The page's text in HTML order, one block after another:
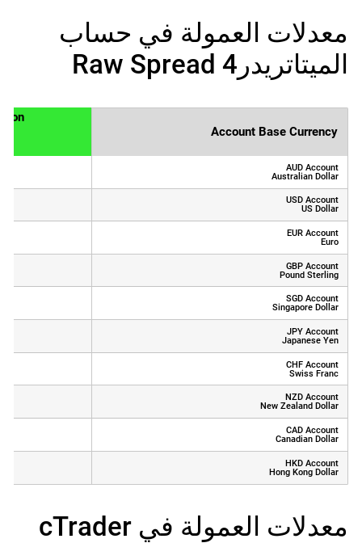
معدلات العمولة في حساب
الميتاتريدر4 Raw Spread
Account Base Currency
AUD Account
Australian Dollar
USD Account
US Dollar
EUR Account
Euro
GBP Account
Pound Sterling
SGD Account
Singapore Dollar
JPY Account
Japanese Yen
CHF Account
Swiss Franc
NZD Account
New Zealand Dollar
CAD Account
Canadian Dollar
HKD Account
Hong Kong Dollar
معدلات العمولة في cTrader